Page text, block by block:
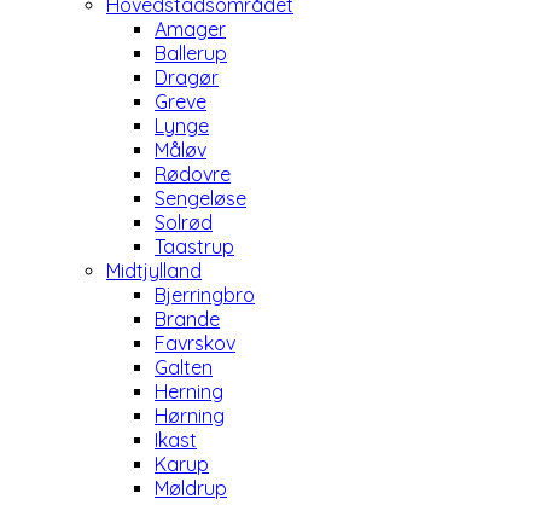
Hovedstadsområdet
Amager
Ballerup
Dragør
Greve
Lynge
Måløv
Rødovre
Sengeløse
Solrød
Taastrup
Midtjylland
Bjerringbro
Brande
Favrskov
Galten
Herning
Hørning
Ikast
Karup
Møldrup